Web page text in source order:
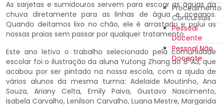
Concursais
Pessoal
Docente
Pessoal Não
Docente
As sarjetas e sumidouros servem para escoar as águas da
chuva diretamente para as linhas de água e oceanos.
Quando deitamos lixo no chão, ele é arrastado e polui as
nossas praias sem passar por qualquer tratamento.
Este ano letivo o trabalho selecionado pela comunidade
escolar foi o ilustração da aluna Yutong Zhang do 8ºA3, que
acabou por ser pintado na nossa escola, com a ajuda de
vários alunos da mesma turma: Adelaide Moutinho, Ana
Souza, Ariany Celta, Emily Paiva, Gustavo Nascimento,
Isabela Carvalho, Lenilson Carvalho, Luana Mestre, Margarida